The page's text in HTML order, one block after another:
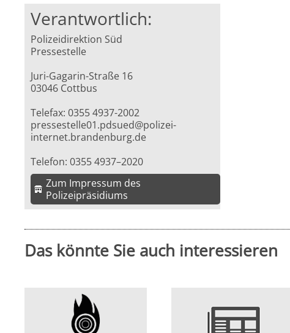
Verantwortlich:
Polizeidirektion Süd
Pressestelle
Juri-Gagarin-Straße 16
03046 Cottbus
Telefax: 0355 4937-2002
pressestelle01.pdsued@polizei-
internet.brandenburg.de
Telefon: 0355 4937–2020
Zum Impressum des
Polizeipräsidiums
Das könnte Sie auch interessieren